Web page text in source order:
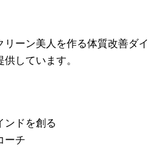
リーン美人を作る体質改善ダイ
しています。
ンドを創る
ーチ